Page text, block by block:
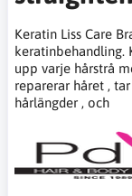
Keratin Liss Care
keratinbehandling.
upp varje hårstrå
reparerar håret ,
hårlängder , och